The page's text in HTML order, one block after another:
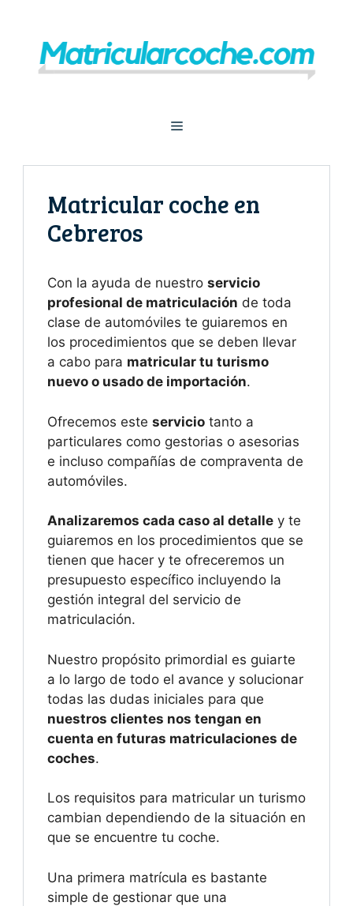
contenido
Menú
Matricular coche en
Cebreros
Con la ayuda de nuestro servicio
profesional de matriculación de toda
clase de automóviles te guiaremos en
los procedimientos que se deben llevar
a cabo para matricular tu turismo
nuevo o usado de importación.
Ofrecemos este servicio tanto a
particulares como gestorias o asesorias
e incluso compañías de compraventa de
automóviles.
Analizaremos cada caso al detalle y te
guiaremos en los procedimientos que se
tienen que hacer y te ofreceremos un
presupuesto específico incluyendo la
gestión integral del servicio de
matriculación.
Nuestro propósito primordial es guiarte
a lo largo de todo el avance y solucionar
todas las dudas iniciales para que
nuestros clientes nos tengan en
cuenta en futuras matriculaciones de
coches.
Los requisitos para matricular un turismo
cambian dependiendo de la situación en
que se encuentre tu coche.
Una primera matrícula es bastante
simple de gestionar que una